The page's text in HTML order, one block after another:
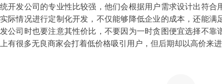
统开发公司的专业性比较强，他们会根据用户需求设计出符合
实际情况进行定制化开发，不仅能够降低企业的成本，还能
发公司时也要注意其性价比，不要因为一时贪图便宜选择不
上有很多无良商家会打着低价格吸引用户，但后期却以高价来